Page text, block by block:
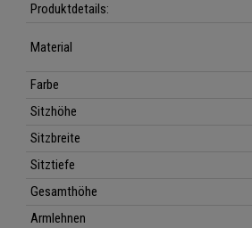
Produktdetails:
Material
Farbe
Sitzhöhe
Sitzbreite
Sitztiefe
Gesamthöhe
Armlehnen